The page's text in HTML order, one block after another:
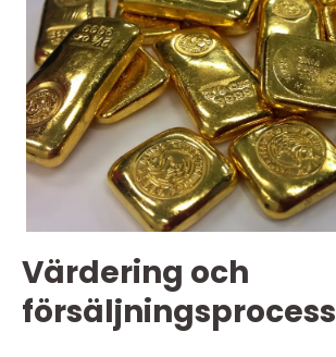
Värdering och
försäljningsprocess